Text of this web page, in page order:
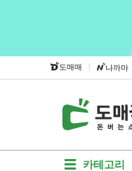
도매매 | 나까마
카테고리